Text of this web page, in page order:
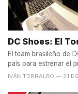
DC Shoes: El
El team brasileño de
país para estrenar el
IVÁN TORRALBO — 21